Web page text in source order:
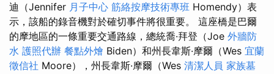
迪（Jennifer 月子中心 筋絡按摩技術專班 Homendy）表
示，該船的錄音機對於確切事件將很重要。 這座橋是巴爾
的摩地區的一條重要交通路線，總統喬·拜登（Joe 外牆防
水 護照代辦 餐點外燴 Biden）和州長韋斯·摩爾（Wes 宜蘭
徵信社 Moore），州長韋斯·摩爾（Wes 清潔人員 家族墓